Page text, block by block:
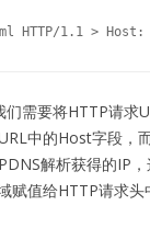
HTTP/1.1 > Host:
需要将HTTP请求
中的Host字段，
解析获得的IP
赋值给HTTP请求